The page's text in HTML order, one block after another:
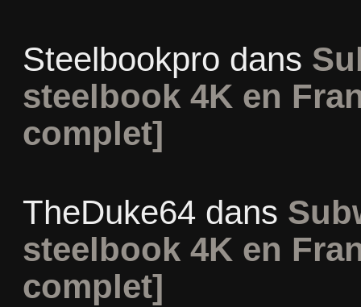
Steelbookpro dans
steelbook 4K en
complet]
TheDuke64dans
steelbook 4K en
complet]